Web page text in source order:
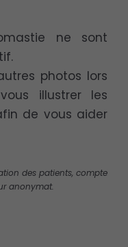
ne sont
photos lors
illustrer les
de vous aider
des patients, compte
anonymat.